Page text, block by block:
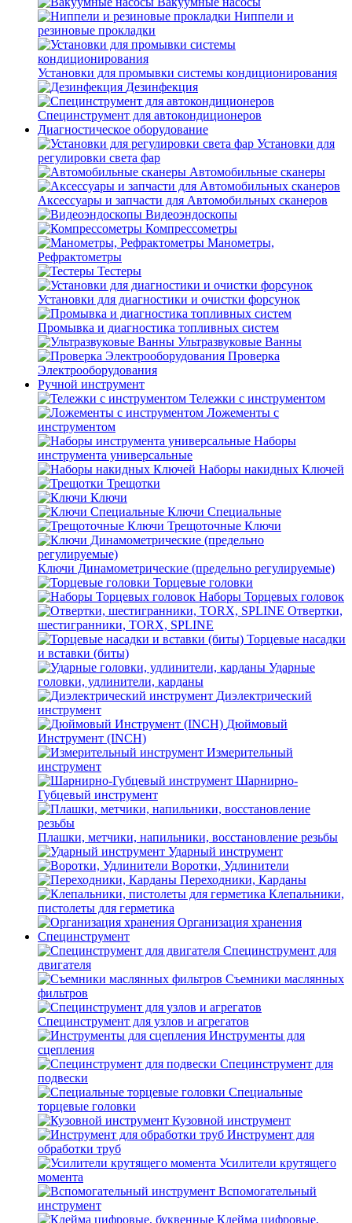
Ниппели и
резиновые прокладки
Установки для промывки системы кондиционирования
Дезинфекция
Специнструмент для автокондиционеров
Диагностическое оборудование
Установки для
регулировки света фар
Автомобильные сканеры
Аксессуары и запчасти для Автомобильных сканеров
Видеоэндоскопы
Компрессометры
Манометры,
Рефрактометры
Тестеры
Установки для диагностики и очистки форсунок
Промывка и диагностика топливных систем
Ультразвуковые Ванны
Проверка
Электрооборудования
Ручной инструмент
Тележки с инструментом
Ложементы с
инструментом
Наборы
инструмента универсальные
Наборы накидных Ключей
Трещотки
Ключи
Ключи Специальные
Трещоточные Ключи
Ключи Динамометрические (предельно регулируемые)
Торцевые головки
Наборы Торцевых головок
Отвертки,
шестигранники, TORX, SPLINE
Торцевые насадки
и вставки (биты)
Ударные
головки, удлинители, карданы
Диэлектрический
инструмент
Дюймовый
Инструмент (INCH)
Измерительный
инструмент
Шарнирно-
Губцевый инструмент
Плашки, метчики, напильники, восстановление резьбы
Ударный инструмент
Воротки, Удлинители
Переходники, Карданы
Клепальники,
пистолеты для герметика
Организация хранения
Специнструмент
Специнструмент для
двигателя
Съемники маслянных
фильтров
Специнструмент для узлов и агрегатов
Инструменты для
сцепления
Специнструмент для
подвески
Специальные
торцевые головки
Кузовной инструмент
Инструмент для
обработки труб
Усилители крутящего
момента
Вспомогательный
инструмент
Клейма цифровые,